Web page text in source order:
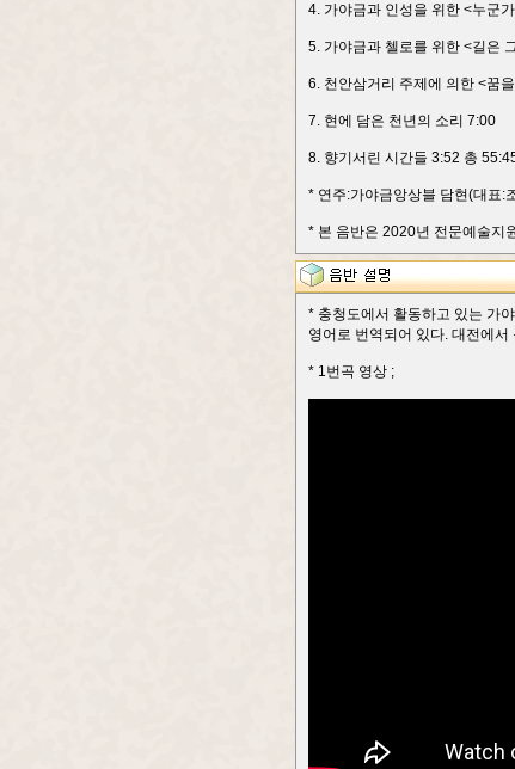
4. 가야금과 인성을 위한 <누군
5. 가야금과 첼로를 위한 <길은
6. 천안삼거리 주제에 의한 <꿈
7. 현에 담은 천년의 소리 7:00
8. 향기서린 시간들 3:52 총
* 연주:가야금앙상블 담현(대표:
* 본 음반은 2020년 전문예술지
* 충청도에서 활동하고 있는 가
영어로 번역되어 있다. 대전에
* 1번곡 영상 ;